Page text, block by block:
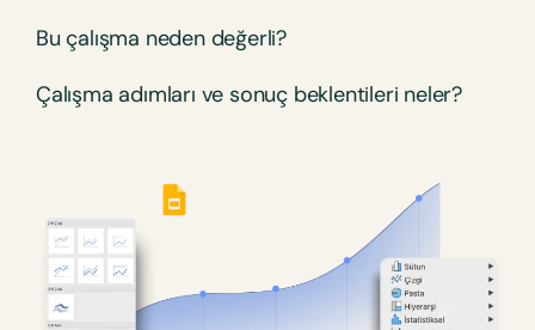
Bu çalışma neden değerli?
Çalışma adımları ve sonuç beklentileri neler?